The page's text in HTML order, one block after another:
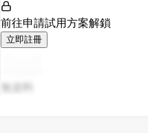
前往申請試用方案解鎖
立即註冊
無資料